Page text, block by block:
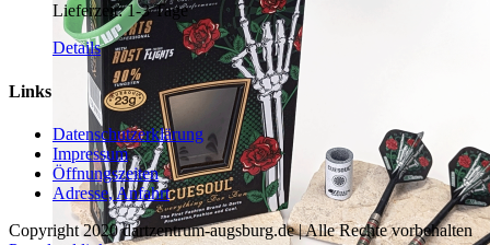
Lieferzeit:1-3 Tage
Details
Links
Datenschutzerklärung
Impressum
Öffnungszeiten
Adresse, Anfahrt
Copyright 2020 dartzentrum-augsburg.de | Alle Rechte vorbehalten